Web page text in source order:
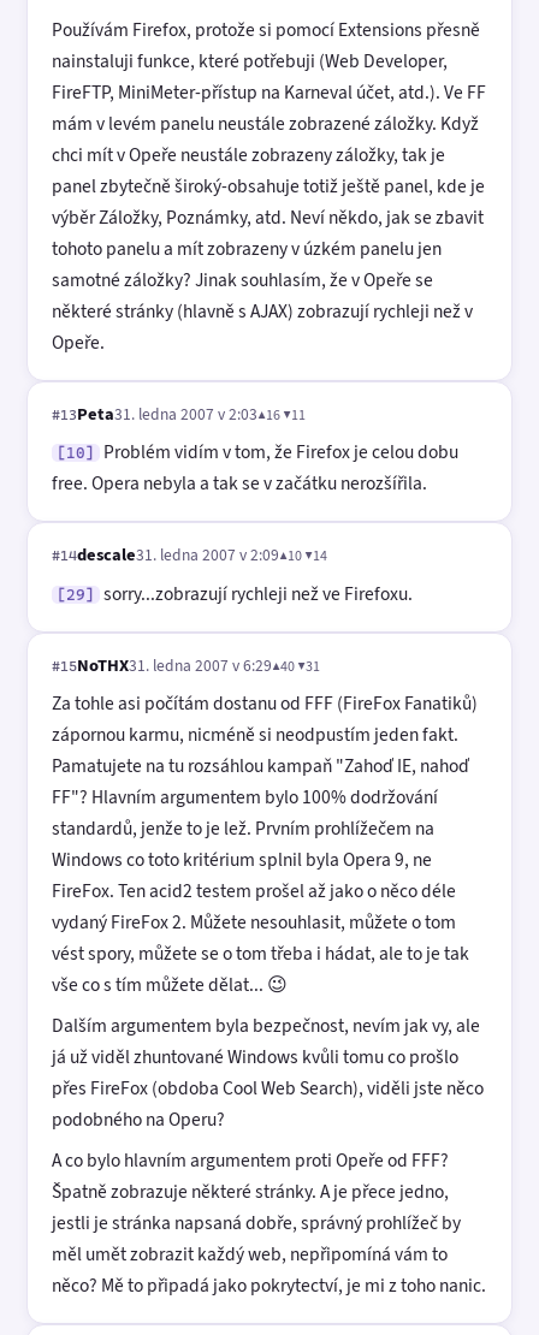
Používám Firefox, protože si pomocí Extensions přesně
nainstaluji funkce, které potřebuji (Web Developer,
FireFTP, MiniMeter-přístup na Karneval účet, atd.). Ve FF
mám v levém panelu neustále zobrazené záložky. Když
chci mít v Opeře neustále zobrazeny záložky, tak je
panel zbytečně široký-obsahuje totiž ještě panel, kde je
výběr Záložky, Poznámky, atd. Neví někdo, jak se zbavit
tohoto panelu a mít zobrazeny v úzkém panelu jen
samotné záložky? Jinak souhlasím, že v Opeře se
některé stránky (hlavně s AJAX) zobrazují rychleji než v
Opeře.
#13Peta31. ledna 2007 v 2:03▲16 ▼11
[10]
Problém vidím v tom, že Firefox je celou dobu
free. Opera nebyla a tak se v začátku nerozšířila.
#14descale31. ledna 2007 v 2:09▲10 ▼14
[29] sorry...zobrazují rychleji než ve Firefoxu.
#15NoTHX31. ledna 2007 v 6:29▲40 ▼31
Za tohle asi počítám dostanu od FFF (FireFox Fanatiků)
zápornou karmu, nicméně si neodpustím jeden fakt.
Pamatujete na tu rozsáhlou kampaň "Zahoď IE, nahoď
FF"? Hlavním argumentem bylo 100% dodržování
standardů, jenže to je lež. Prvním prohlížečem na
Windows co toto kritérium splnil byla Opera 9, ne
FireFox. Ten acid2 testem prošel až jako o něco déle
vydaný FireFox 2. Můžete nesouhlasit, můžete o tom
vést spory, můžete se o tom třeba i hádat, ale to je tak
vše co s tím můžete dělat... 😉
Dalším argumentem byla bezpečnost, nevím jak vy, ale
já už viděl zhuntované Windows kvůli tomu co prošlo
přes FireFox (obdoba Cool Web Search), viděli jste něco
podobného na Operu?
A co bylo hlavním argumentem proti Opeře od FFF?
Špatně zobrazuje některé stránky. A je přece jedno,
jestli je stránka napsaná dobře, správný prohlížeč by
měl umět zobrazit každý web, nepřipomíná vám to
něco? Mě to připadá jako pokrytectví, je mi z toho nanic.